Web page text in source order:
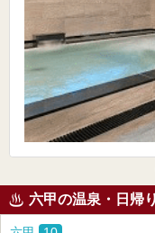
六甲の温泉・日帰